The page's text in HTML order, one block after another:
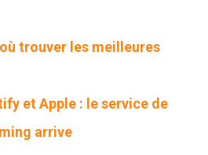
trouver les meilleures
et Apple : le service de
arrive